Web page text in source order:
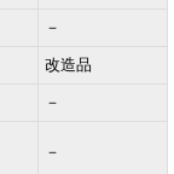
－
改造品
－
－